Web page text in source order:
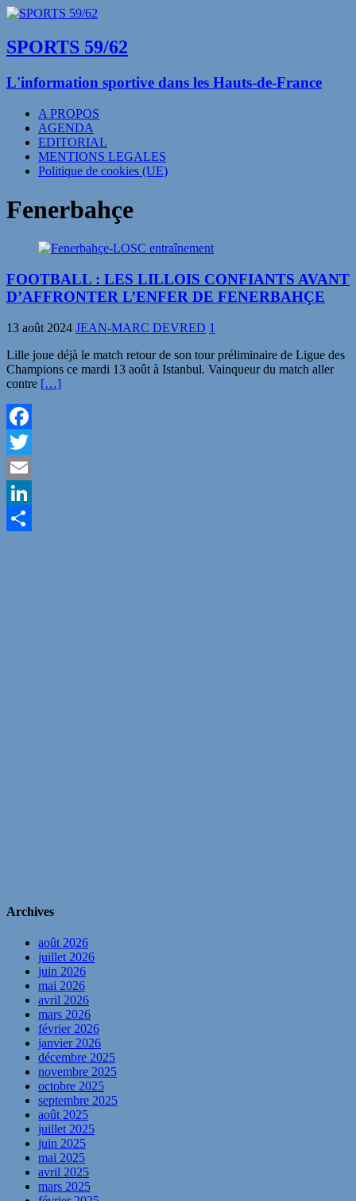
SPORTS 59/62
L'information sportive dans les Hauts-de-France
A PROPOS
AGENDA
EDITORIAL
MENTIONS LEGALES
Politique de cookies (UE)
Fenerbahçe
FOOTBALL : LES LILLOIS CONFIANTS AVANT
D’AFFRONTER L’ENFER DE FENERBAHÇE
13 août 2024 JEAN-MARC DEVRED 1
Lille joue déjà le match retour de son tour préliminaire de Ligue des
Champions ce mardi 13 août à Istanbul. Vainqueur du match aller
contre […]
Facebook
Twitter
Email
LinkedIn
Archives
août 2026
juillet 2026
juin 2026
mai 2026
avril 2026
mars 2026
février 2026
janvier 2026
décembre 2025
novembre 2025
octobre 2025
septembre 2025
août 2025
juillet 2025
juin 2025
mai 2025
avril 2025
mars 2025